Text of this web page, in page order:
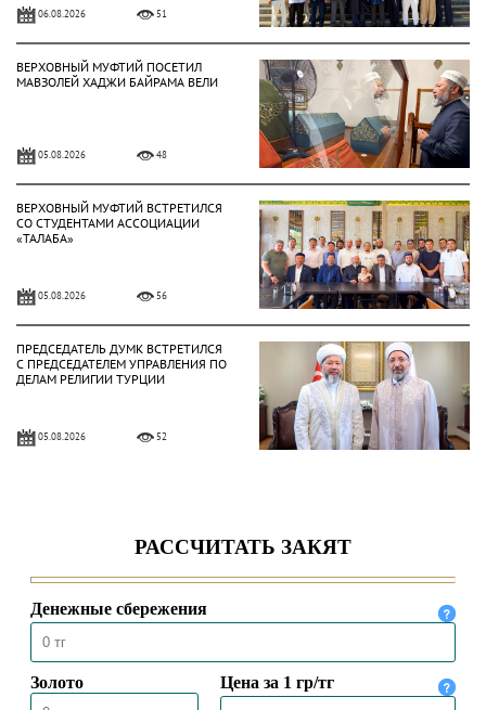
06.08.2026 51
ВЕРХОВНЫЙ МУФТИЙ ПОСЕТИЛ
МАВЗОЛЕЙ ХАДЖИ БАЙРАМА ВЕЛИ
05.08.2026 48
ВЕРХОВНЫЙ МУФТИЙ ВСТРЕТИЛСЯ
СО СТУДЕНТАМИ АССОЦИАЦИИ
«ТАЛАБА»
05.08.2026 56
ПРЕДСЕДАТЕЛЬ ДУМК ВСТРЕТИЛСЯ
С ПРЕДСЕДАТЕЛЕМ УПРАВЛЕНИЯ ПО
ДЕЛАМ РЕЛИГИИ ТУРЦИИ
05.08.2026 52
04.08.2026 72
ПРЕДСЕДАТЕЛЬ ДУМК ВЫСТУПИЛ С
ПЯТНИЧНОЙ ПРОПОВЕДЬЮ В
МЕЧЕТИ «НҰРСҰЛТАН»